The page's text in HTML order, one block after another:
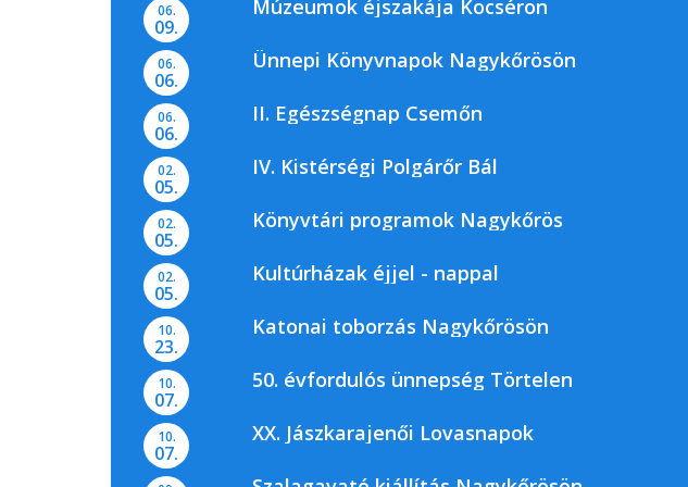
06.
09.
Múzeumok éjszakája Kocséron
06.
06.
Ünnepi Könyvnapok Nagykőrösön
06.
06.
II. Egészségnap Csemőn
02.
05.
IV. Kistérségi Polgárőr Bál
02.
05.
Könyvtári programok Nagykőrös
02.
05.
Kultúrházak éjjel - nappal
10.
23.
Katonai toborzás Nagykőrösön
10.
07.
50. évfordulós ünnepség Törtelen
10.
07.
XX. Jászkarajenői Lovasnapok